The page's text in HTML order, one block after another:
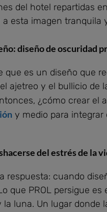
del hotel repartidas
esta imagen tranquila
diseño de oscuridad
que es un diseño que
ajetreo y el bullicio de
¿cómo crear el
y medio para
del estrés de la
respuesta: cuando
que PROL persigue
la luna. Un lugar donde